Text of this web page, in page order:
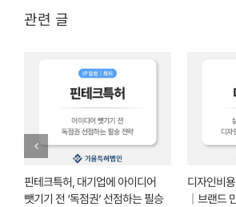
관련 글
핀테크특허, 대기업에 아이디어
뺏기기 전 ‘독점권’ 선점하는 필승
디자인비
｜브랜드